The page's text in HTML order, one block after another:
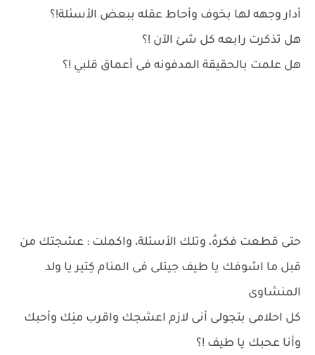
أدار وجهه لها بخوف وأحاط عقله ببعض الأسئلة!؟
هل تذكرت رابعه كل شئ الآن !؟
هل علمت بالحقيقة المدفونه فى أعماق قلبي !؟
حتى قطعت فكرهُ، وتلك الأسئلة، واكملت : عشجتك من
قبل ما اشوفك يا طيف جيتلى فى المنام كِتير يا ولد
المنشاوى
كل احلامى بتجولى أنى لازم اعشجك واقرب منِك وأحبك
وأنا عحبك يا طيف !؟